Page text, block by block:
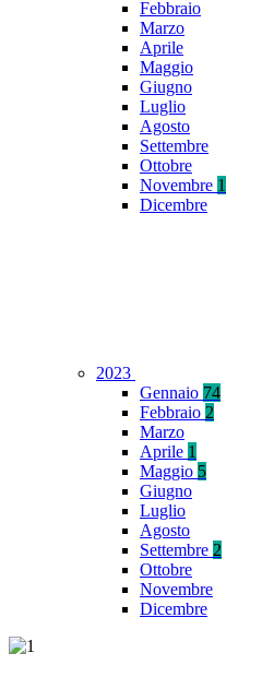
Febbraio
Marzo
Aprile
Maggio
Giugno
Luglio
Agosto
Settembre
Ottobre
Novembre 1
Dicembre
2023
Gennaio 74
Febbraio 2
Marzo
Aprile 1
Maggio 5
Giugno
Luglio
Agosto
Settembre 2
Ottobre
Novembre
Dicembre